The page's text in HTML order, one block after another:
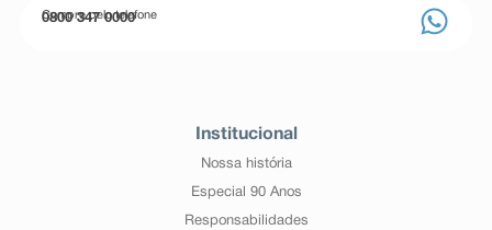
Compre pelo telefone
0800 347 0000
Institucional
Nossa história
Especial 90 Anos
Responsabilidades